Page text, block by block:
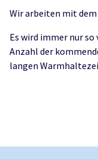
Wir arbeiten mit dem
Es wird immer nur so
Anzahl der
langen